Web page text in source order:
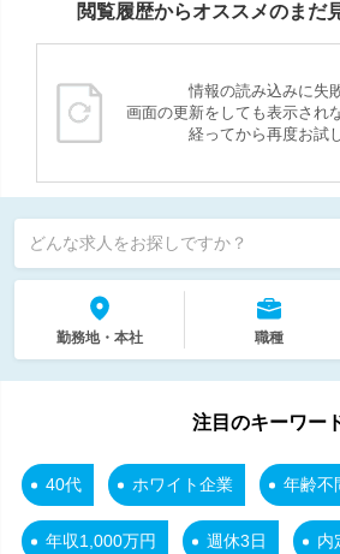
閲覧履歴からオススメのまだ
情報の読み込みに失
画面の更新をしても表示され
経ってから再度お試
どんな求人をお探しですか？
勤務地・本社 職種
注目のキーワー
40代 ホワイト企業 年齢不
年収1,000万円 週休3日 内